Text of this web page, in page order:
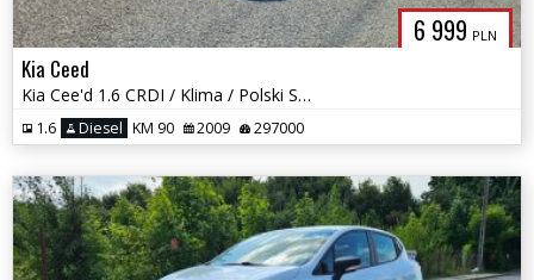
6 999 PLN
Kia Ceed
Kia Cee'd 1.6 CRDI / Klima / Polski Salon / Okazja !
1.6 Diesel KM 90 2009 297000